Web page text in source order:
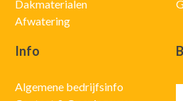
Dakmaterialen
Afwatering
Info
Algemene bedrijfsinfo